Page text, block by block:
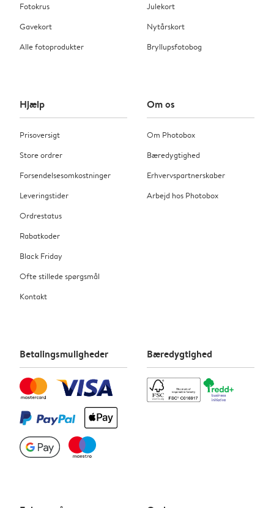
Fotokrus
Gavekort
Alle fotoprodukter
Julekort
Nytårskort
Bryllupsfotobog
Hjælp
Prisoversigt
Store ordrer
Forsendelsesomkostninger
Leveringstider
Ordrestatus
Rabatkoder
Black Friday
Ofte stillede spørgsmål
Kontakt
Om os
Om Photobox
Bæredygtighed
Erhvervspartnerskaber
Arbejd hos Photobox
Betalingsmuligheder Bæredygtighed